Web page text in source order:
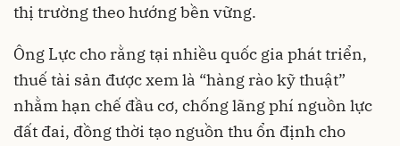
thị trường theo hướng bền vững.
Ông Lực cho rằng tại nhiều quốc gia phát triển,
thuế tài sản được xem là “hàng rào kỹ thuật”
nhằm hạn chế đầu cơ, chống lãng phí nguồn lực
đất đai, đồng thời tạo nguồn thu ổn định cho